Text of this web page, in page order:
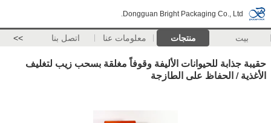
Dongguan Bright Packaging Co., Ltd.
بيت منتجات معلومات عنا اتصل بنا >>
حقيبة جذابة للحيوانات الأليفة وقوفاً مغلقة بسحب زيب لتغليف
الأغذية / الحفاظ على الطازجة